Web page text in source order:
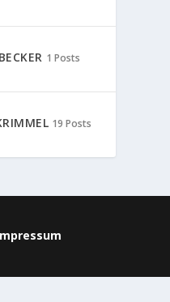
1 Posts
19 Posts